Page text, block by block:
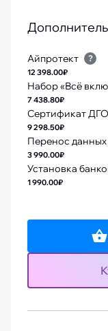
Айпротект ?
12 398.00₽
Набор «Всё
7 438.80₽
Сертификат ДГО
9 298.50₽
Перенос данных
3 990.00₽
Установка
1 990.00₽